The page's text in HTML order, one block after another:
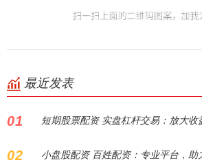
最近发表
01 短期股票配资 实盘杠杆交易：放大收
02 小盘股配资 百姓配资：专业平台，助